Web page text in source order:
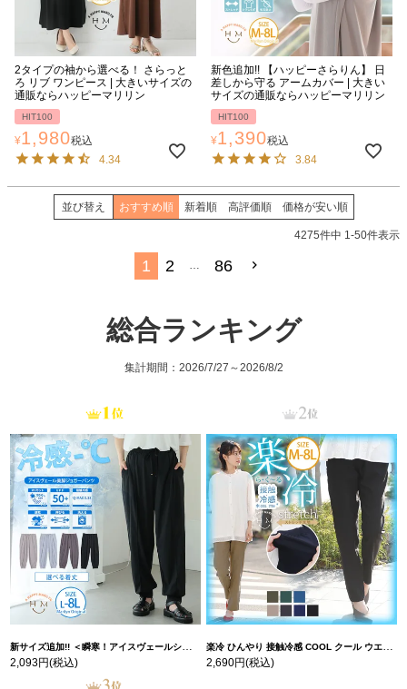
2タイプの袖から選べる！ さらっと
ろ リブ ワンピース | 大きいサイズの
通販ならハッピーマリリン
HIT100
¥1,980税込
4.34
新色追加!! 【ハッピーさらりん】 日
差しから守る アームカバー | 大きい
サイズの通販ならハッピーマリリン
HIT100
¥1,390税込
3.84
並び替え おすすめ順 新着順 高評価順 価格が安い順
4275件中 1 -50件表示
1 2 … 86
総合ランキング
集計期間：2026/7/27～2026/8/2
新サイズ追加!! ＜瞬寒！アイスヴェールシリーズ＞ 美脚 ジョガーパンツ 【ウェストゴム】 【ストレッチ】 | 大きいサイズの通販ならハッピーマリリン
2,093円(税込)
楽冷 ひんやり 接触冷感 COOL クール ウエストゴム 楽ちん ストレッチ 美脚 レギパン 【ストレッチ】 | 大きいサイズの通販ならハッピーマリリン
2,690円(税込)